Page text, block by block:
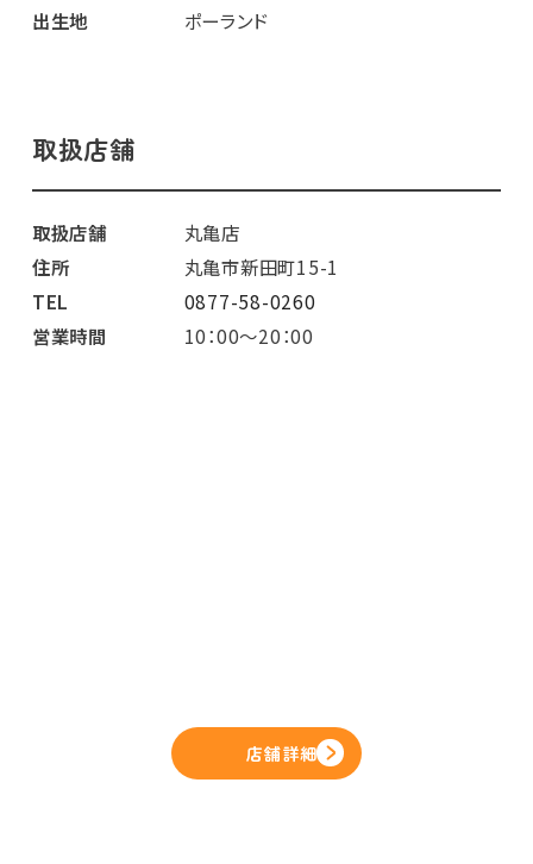
出生地
ポーランド
取扱店舗
取扱店舗
丸亀店
住所
丸亀市新田町15-1
TEL
0877-58-0260
営業時間
10：00～20：00
店舗詳細